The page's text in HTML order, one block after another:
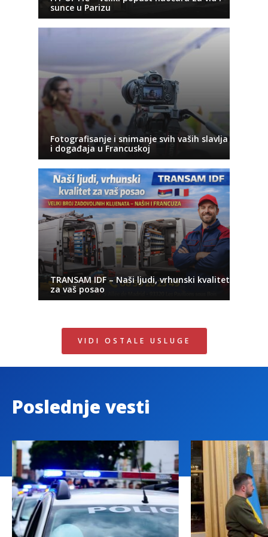
sunce u Parizu
Fotografisanje i snimanje svih vaših slavlja
i događaja u Francuskoj
TRANSAM IDF – Naši ljudi, vrhunski kvalitet
za vaš posao
VIDI OSTALE USLUGE
Poslednje vesti